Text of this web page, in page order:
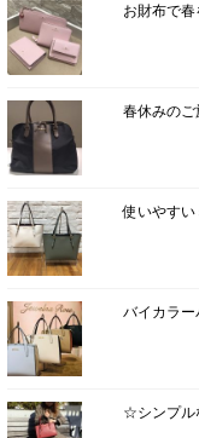
お財布で春
春休みの
使いやす
バイカラ
☆シンプル